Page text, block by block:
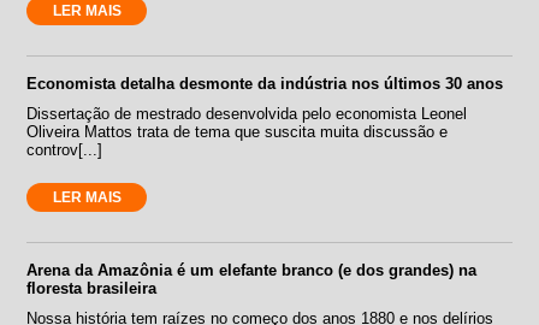
LER MAIS
Economista detalha desmonte da indústria nos últimos 30 anos
Dissertação de mestrado desenvolvida pelo economista Leonel
Oliveira Mattos trata de tema que suscita muita discussão e
controv[...]
LER MAIS
Arena da Amazônia é um elefante branco (e dos grandes) na
floresta brasileira
Nossa história tem raízes no começo dos anos 1880 e nos delírios